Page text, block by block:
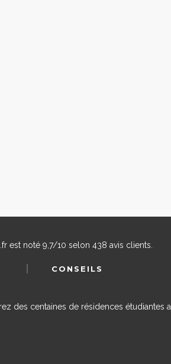
est noté 9,7/10 selon 438 avis clients.
CONSEILS
des centaines de résidences étudiantes